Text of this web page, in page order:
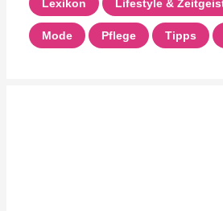
Lexikon Lifestyle &
Mode Pflege Tipps